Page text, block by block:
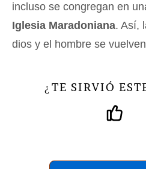
incluso se congregan en
Iglesia Maradoniana. Así,
dios y el hombre se
¿ TE SIRVIÓ